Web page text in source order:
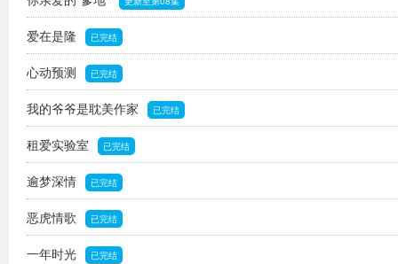
爱在是隆 已完结
心动预测 已完结
我的爷爷是耽美作家 已完结
租爱实验室 已完结
逾梦深情 已完结
恶虎情歌 已完结
一年时光 已完结